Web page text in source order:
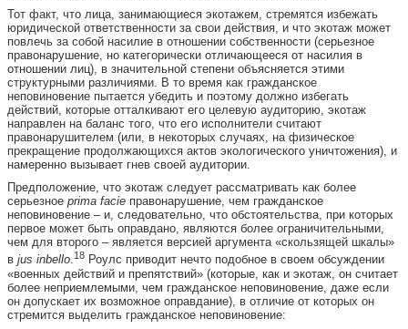
Тот факт, что лица, занимающиеся экотажем, стремятся избежать
юридической ответственности за свои действия, и что экотаж может
повлечь за собой насилие в отношении собственности (серьезное
правонарушение, но категорически отличающееся от насилия в
отношении лиц), в значительной степени объясняется этими
структурными различиями. В то время как гражданское
неповиновение пытается убедить и поэтому должно избегать
действий, которые отталкивают его целевую аудиторию, экотаж
направлен на баланс того, что его исполнители считают
правонарушителем (или, в некоторых случаях, на физическое
прекращение продолжающихся актов экологического уничтожения), и
намеренно вызывает гнев своей аудитории.
Предположение, что экотаж следует рассматривать как более
серьезное prima facie правонарушение, чем гражданское
неповиновение – и, следовательно, что обстоятельства, при которых
первое может быть оправдано, являются более ограничительными,
чем для второго – является версией аргумента «скользящей шкалы»
в jus inbello.18 Роулс приводит нечто подобное в своем обсуждении
«военных действий и препятствий» (которые, как и экотаж, он считает
более неприемлемыми, чем гражданское неповиновение, даже если
он допускает их возможное оправдание), в отличие от которых он
стремится выделить гражданское неповиновение: